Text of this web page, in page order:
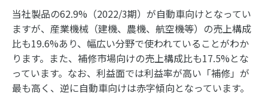
当社製品の62.9%（2022/3期）が自動車向けとなってい
ますが、産業機械（建機、農機、航空機等）の売上構成
比も19.6%あり、幅広い分野で使われていることがわか
ります。また、補修市場向けの売上構成比も17.5%とな
っています。なお、利益面では利益率が高い「補修」が
最も高く、逆に自動車向けは赤字傾向となっています。